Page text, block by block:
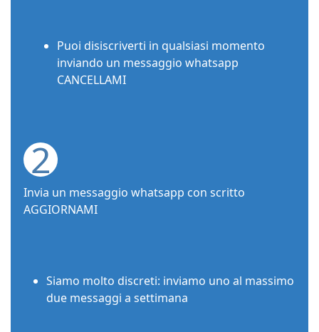
Puoi disiscriverti in qualsiasi momento
inviando un messaggio whatsapp
CANCELLAMI
2
Invia un messaggio whatsapp con scritto
AGGIORNAMI
Siamo molto discreti: inviamo uno al massimo
due messaggi a settimana